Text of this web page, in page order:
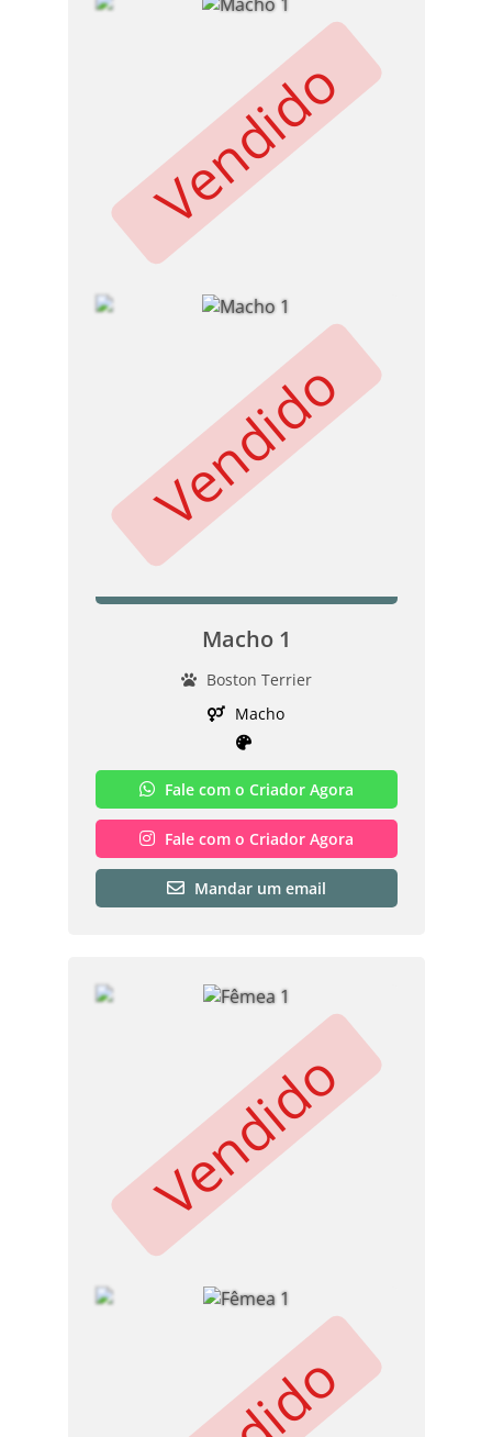
Vendido
Vendido
Macho 1
Boston Terrier
Macho
Fale com o Criador Agora
Fale com o Criador Agora
Mandar um email
Vendido